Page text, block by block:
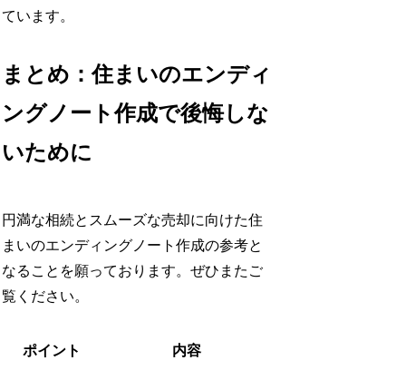
ています。​
まとめ：住まいのエンディ
ングノート作成で後悔しな
いために
円満な相続とスムーズな売却に向けた住
まいのエンディングノート作成の参考と
なることを願っております。ぜひまたご
覧ください。
ポイント
内容